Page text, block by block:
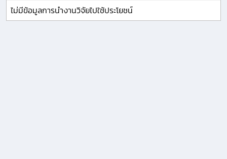
ไม่มีข้อมูลการนำงานวิจัยไปใช้ประโยชน์